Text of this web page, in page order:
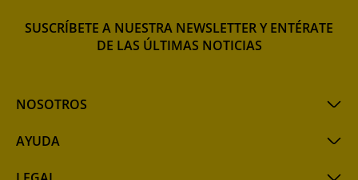
NOSOTROS
AYUDA
SUSCRÍBETE A NUESTRA NEWSLETTER Y ENTÉRATE
DE LAS ÚLTIMAS NOTICIAS